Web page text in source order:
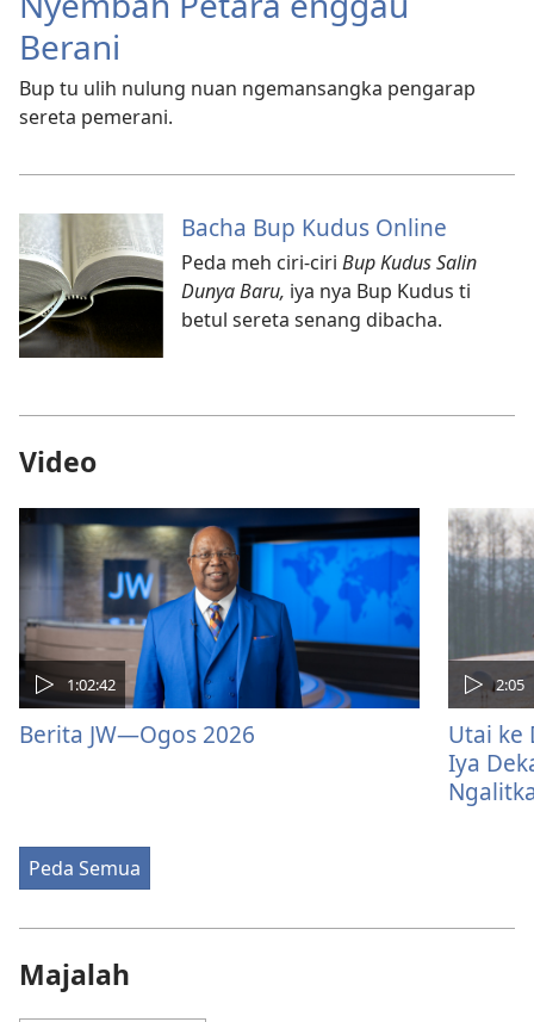
Berani
Bup tu ulih nulung nuan ngemansangka pengarap
sereta pemerani.
Bacha Bup Kudus Online
Peda meh ciri-ciri Bup Kudus Salin
Dunya Baru, iya nya Bup Kudus ti
betul sereta senang dibacha.
Video
1:02:42
Berita JW—Ogos 2026
2:05
Utai ke
Iya
Peda Semua
Majalah